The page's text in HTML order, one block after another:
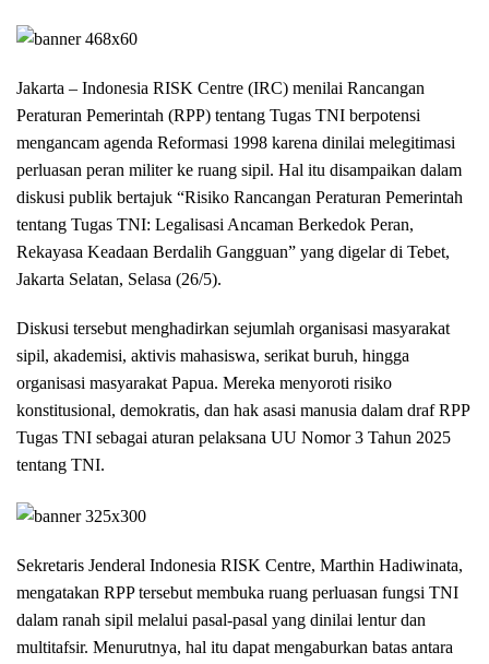
Jakarta – Indonesia RISK Centre (IRC) menilai Rancangan
Peraturan Pemerintah (RPP) tentang Tugas TNI berpotensi
mengancam agenda Reformasi 1998 karena dinilai melegitimasi
perluasan peran militer ke ruang sipil. Hal itu disampaikan dalam
diskusi publik bertajuk “Risiko Rancangan Peraturan Pemerintah
tentang Tugas TNI: Legalisasi Ancaman Berkedok Peran,
Rekayasa Keadaan Berdalih Gangguan” yang digelar di Tebet,
Jakarta Selatan, Selasa (26/5).
Diskusi tersebut menghadirkan sejumlah organisasi masyarakat
sipil, akademisi, aktivis mahasiswa, serikat buruh, hingga
organisasi masyarakat Papua. Mereka menyoroti risiko
konstitusional, demokratis, dan hak asasi manusia dalam draf RPP
Tugas TNI sebagai aturan pelaksana UU Nomor 3 Tahun 2025
tentang TNI.
Sekretaris Jenderal Indonesia RISK Centre, Marthin Hadiwinata,
mengatakan RPP tersebut membuka ruang perluasan fungsi TNI
dalam ranah sipil melalui pasal-pasal yang dinilai lentur dan
multitafsir. Menurutnya, hal itu dapat mengaburkan batas antara